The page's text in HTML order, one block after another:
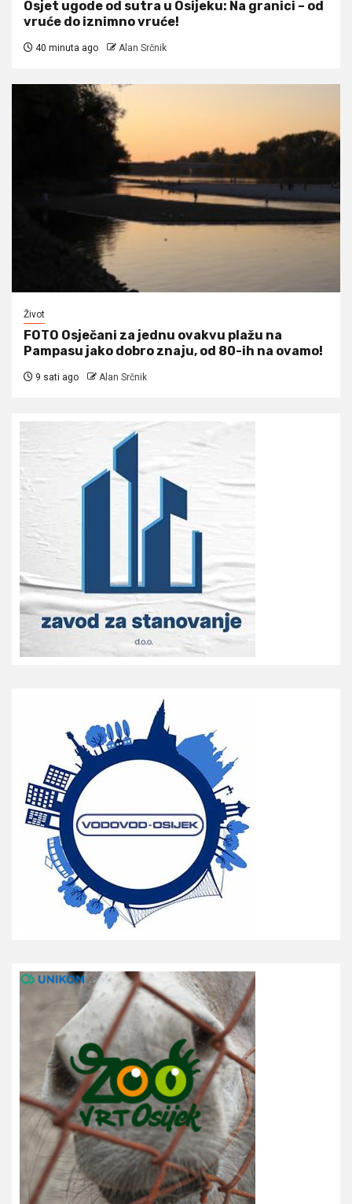
Osjet ugode od sutra u Osijeku: Na granici – od
vruće do iznimno vruće!
40 minuta ago Alan Srčnik
Život
FOTO Osječani za jednu ovakvu plažu na
Pampasu jako dobro znaju, od 80-ih na ovamo!
9 sati ago Alan Srčnik